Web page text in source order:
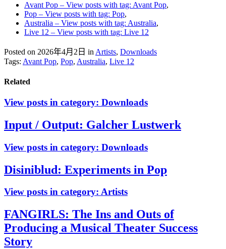
Avant Pop – View posts with tag: Avant Pop,
Pop – View posts with tag: Pop,
Australia – View posts with tag: Australia,
Live 12 – View posts with tag: Live 12
Posted on 2026年4月2日 in Artists, Downloads
Tags: Avant Pop, Pop, Australia, Live 12
Related
View posts in category: Downloads
Input / Output: Galcher Lustwerk
View posts in category: Downloads
Disiniblud: Experiments in Pop
View posts in category: Artists
FANGIRLS: The Ins and Outs of
Producing a Musical Theater Success
Story